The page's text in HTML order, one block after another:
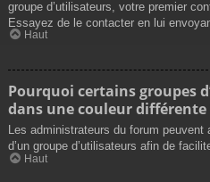
groupe d’utilisateurs, votre premier
Essayez de le contacter en lui
Haut
Pourquoi certains groupes
dans une couleur différente
Les administrateurs du forum
d’un groupe d’utilisateurs afin de
Haut